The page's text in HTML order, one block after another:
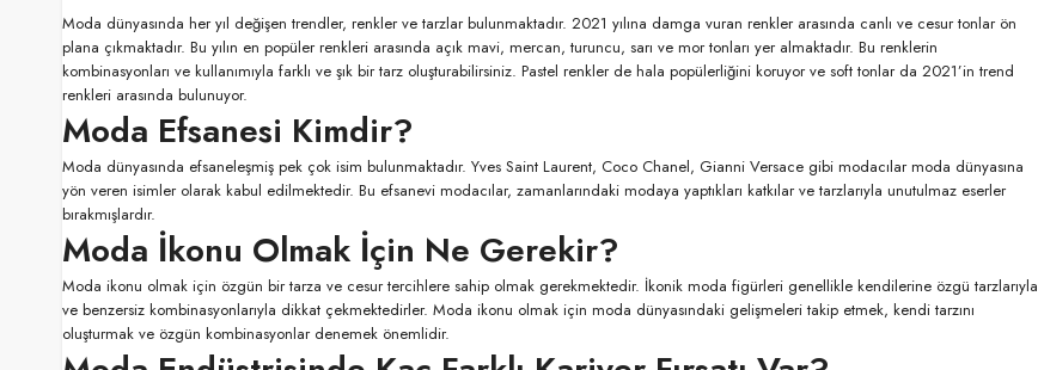
Moda dünyasında her yıl değişen trendler, renkler ve tarzlar bulunmaktadır. 2021 yılına damga vuran renkler arasında canlı ve cesur tonlar ön
plana çıkmaktadır. Bu yılın en popüler renkleri arasında açık mavi, mercan, turuncu, sarı ve mor tonları yer almaktadır. Bu renklerin
kombinasyonları ve kullanımıyla farklı ve şık bir tarz oluşturabilirsiniz. Pastel renkler de hala popülerliğini koruyor ve soft tonlar da 2021’in trend
renkleri arasında bulunuyor.
Moda Efsanesi Kimdir?
Moda dünyasında efsaneleşmiş pek çok isim bulunmaktadır. Yves Saint Laurent, Coco Chanel, Gianni Versace gibi modacılar moda dünyasına
yön veren isimler olarak kabul edilmektedir. Bu efsanevi modacılar, zamanlarındaki modaya yaptıkları katkılar ve tarzlarıyla unutulmaz eserler
bırakmışlardır.
Moda İkonu Olmak İçin Ne Gerekir?
Moda ikonu olmak için özgün bir tarza ve cesur tercihlere sahip olmak gerekmektedir. İkonik moda figürleri genellikle kendilerine özgü tarzlarıyla
ve benzersiz kombinasyonlarıyla dikkat çekmektedirler. Moda ikonu olmak için moda dünyasındaki gelişmeleri takip etmek, kendi tarzını
oluşturmak ve özgün kombinasyonlar denemek önemlidir.